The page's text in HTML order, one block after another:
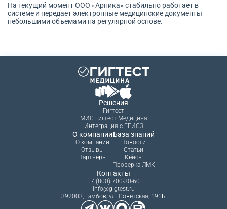
На текущий момент ООО «Арника» стабильно работает в
системе и передает электронные медицинские документы
небольшими объемами на регулярной основе.
Решения
Гигтест
МИС Гигтест.Медицина
Интеграция с ЕГИСЗ
О компании
О компании
Отзывы
Партнеры
База знаний
Новости
Статьи
Кейсы
Проверка ЛМК
Контакты
+7 (800) 700-30-60
info@gigtest.ru
392003, Тамбов, ул. Советская, 191Б